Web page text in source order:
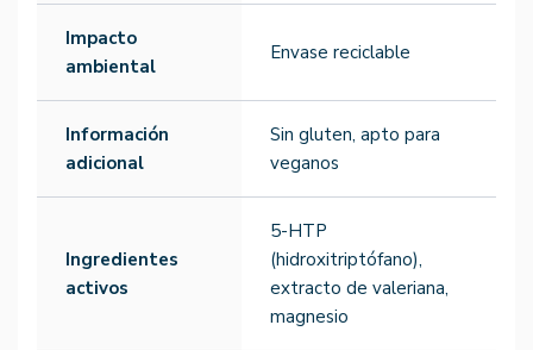
Impacto
ambiental
Envase reciclable
Información
adicional
Sin gluten, apto para
veganos
Ingredientes
activos
5-HTP
(hidroxitriptófano),
extracto de valeriana,
magnesio